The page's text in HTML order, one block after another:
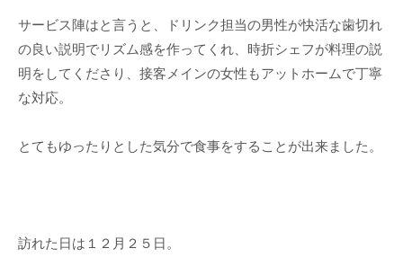
サービス陣はと言うと、ドリンク担当の男性が快活な歯切れ
の良い説明でリズム感を作ってくれ、時折シェフが料理の説
明をしてくださり、接客メインの女性もアットホームで丁寧
な対応。
とてもゆったりとした気分で食事をすることが出来ました。
訪れた日は１２月２５日。